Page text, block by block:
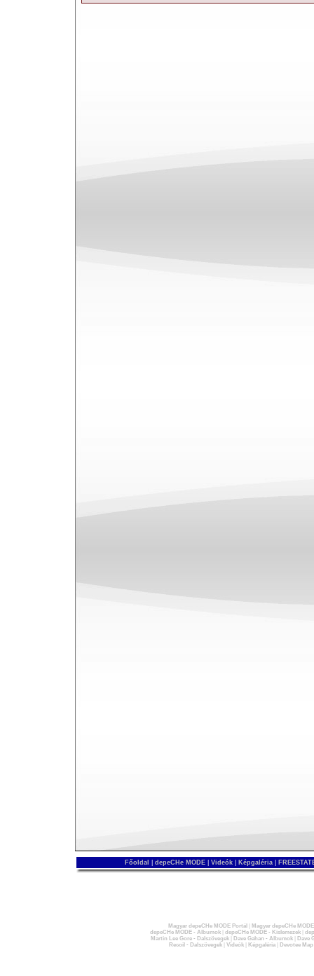
Főoldal depeCHe MODE Videók Képgaléria
Magyar depeCHe MODE Portál
Magyar depeCHe
depeCHe MODE - Albumok| depeCHe MODE - Kislemezek|
Martin Lee Gore - Dalszövegek| Dave Gahan - Albumok|
Dave
Recoil - Dalszövegek| Videók| Képgaléria| Devotee Map